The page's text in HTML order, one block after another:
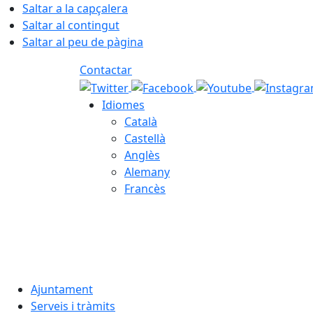
Saltar a la capçalera
Saltar al contingut
Saltar al peu de pàgina
Contactar
Idiomes
Català
Castellà
Anglès
Alemany
Francès
Ajuntament
Serveis i tràmits